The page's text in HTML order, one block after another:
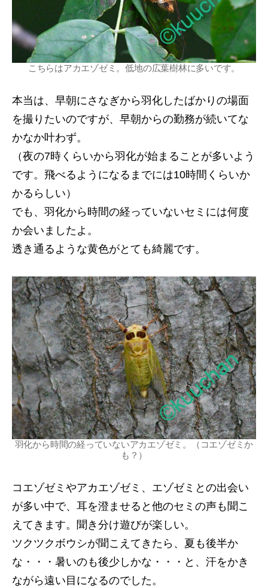
こちらはアカエゾゼミ。低地の広葉樹林に多いです。
本当は、早朝にさなぎから羽化したばかりの場面
を撮りたいのですが、早朝からの勤務が続いてな
かなか叶わず。
（夜の7時くらいから羽化が始まることが多いよう
です。飛べるようになるまでには10時間くらいか
かるらしい）
でも、羽化から時間の経っていないセミには何度
か会いましたよ。
透き通るような黄色がとても綺麗です。
羽化から時間の経っていないアカエゾゼミ。（コエゾゼミか
も？）
コエゾゼミやアカエゾゼミ、エゾゼミとの出会い
が多い中で、耳を澄ませると他のセミの声も聞こ
えてきます。聞き分け遊びが楽しい。
ツクツクボウシが聞こえてきたら、夏も後半か
な・・・暑いのも後少しかな・・・と、汗をかき
ながら遠い目になるのでした。